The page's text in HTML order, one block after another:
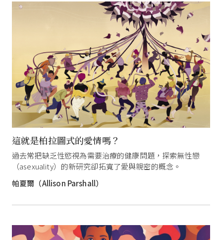
這就是柏拉圖式的愛情嗎？
過去常把缺乏性慾視為需要治療的健康問題，探索無性戀
（asexuality）的新研究卻拓寬了愛與親密的概念。
帕夏爾（Allison Parshall）